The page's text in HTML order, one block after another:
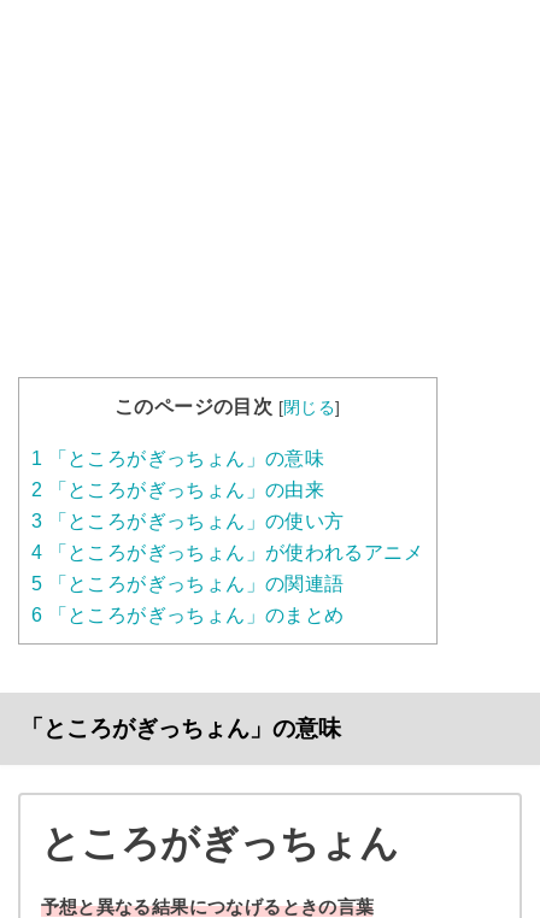
このページの目次 [閉じる]
1 「ところがぎっちょん」の意味
2 「ところがぎっちょん」の由来
3 「ところがぎっちょん」の使い方
4 「ところがぎっちょん」が使われるアニメ
5 「ところがぎっちょん」の関連語
6 「ところがぎっちょん」のまとめ
「ところがぎっちょん」の意味
ところがぎっちょん
予想と異なる結果につなげるときの言葉